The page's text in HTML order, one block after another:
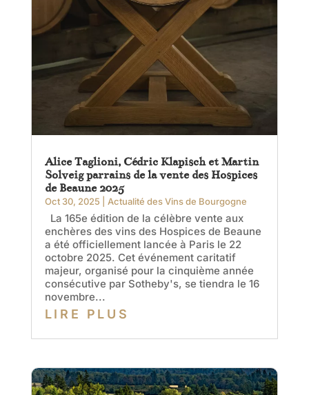
Alice Taglioni, Cédric Klapisch et Martin
Solveig parrains de la vente des Hospices
de Beaune 2025
Oct 30, 2025 Actualité des Vins de Bourgogne
La 165e édition de la célèbre vente aux
enchères des vins des Hospices de Beaune
a été officiellement lancée à Paris le 22
octobre 2025. Cet événement caritatif
majeur, organisé pour la cinquième année
consécutive par Sotheby's, se tiendra le 16
novembre...
LIRE PLUS